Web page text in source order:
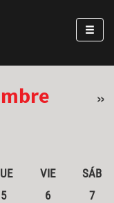
»
VIE
SÁB
5 6
7